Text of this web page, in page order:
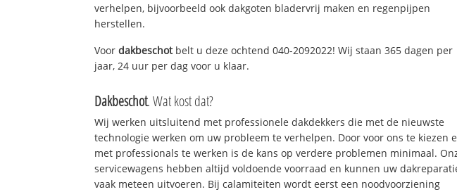
verhelpen, bijvoorbeeld ook dakgoten bladervrij maken en regenpijpen
herstellen.
Voordakbeschotbelt u deze ochtend 040-2092022! Wij staan 365 dagen per
jaar, 24 uur per dag voor u klaar.
Dakbeschot. Wat kost dat?
Wij werken uitsluitend met professionele dakdekkers die met de nieuwste
technologie werken om uw probleem te verhelpen. Door voor ons te kiezen
met professionals te werken is de kans op verdere problemen minimaal.
servicewagens hebben altijd voldoende voorraad en kunnen uw
vaak meteen uitvoeren. Bij calamiteiten wordt eerst een noodvoorziening